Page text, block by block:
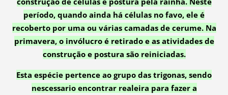
período, quando ainda há células no favo, ele é
recoberto por uma ou várias camadas de cerume. Na
primavera, o invólucro é retirado e as atividades de
construção e postura são reiniciadas.
Esta espécie pertence ao grupo das trigonas, sendo
nescessario encontrar realeira para fazer a